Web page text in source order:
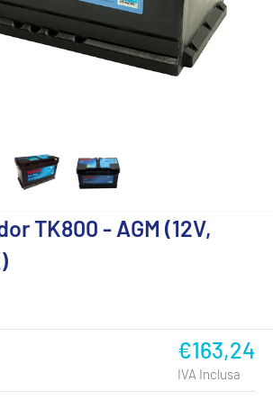
TK800 - AGM (12V,
Prezzo
scontato
€163,24
IVA Inclusa